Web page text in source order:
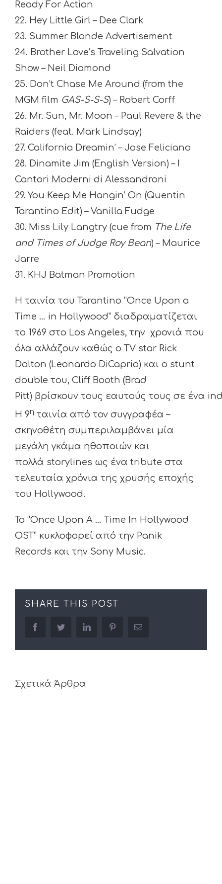
Ready For Action
22. Hey Little Girl – Dee Clark
23. Summer Blonde Advertisement
24. Brother Love’s Traveling Salvation
Show – Neil Diamond
25. Don’t Chase Me Around (from the
MGM film GAS-S-S-S) – Robert Corff
26. Mr. Sun, Mr. Moon – Paul Revere & the
Raiders (feat. Mark Lindsay)
27. California Dreamin’ – Jose Feliciano
28. Dinamite Jim (English Version) – I
Cantori Moderni di Alessandroni
29. You Keep Me Hangin’ On (Quentin
Tarantino Edit) – Vanilla Fudge
30. Miss Lily Langtry (cue from The Life
and Times of Judge Roy Bean) – Maurice
Jarre
31. KHJ Batman Promotion
Η ταινία του Tarantino “Once Upon a
Time … in Hollywood” διαδραματίζεται
το 1969 στο Los Angeles, την χρονιά που
όλα αλλάζουν καθώς ο TV star Rick
Dalton (Leonardo DiCaprio) και ο stunt
double του, Cliff Booth (Brad
Pitt) βρίσκουν τους εαυτούς τους σε ένα
H 9η ταινία από τον συγγραφέα –
σκηνοθέτη συμπεριλαμβάνει μία
μεγάλη γκάμα ηθοποιών και
πολλά storylines ως ένα tribute στα
τελευταία χρόνια της χρυσής εποχής
του Hollywood.
Το “Once Upon A … Time In Hollywood
OST” κυκλοφορεί από την Panik
Records και την Sony Music.
SHARE THIS POST
facebooktwitter linkedin pinterestEmail
Σχετικά Άρθρα